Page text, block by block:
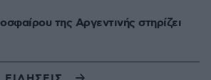
της Αργεντινής στηρίζει